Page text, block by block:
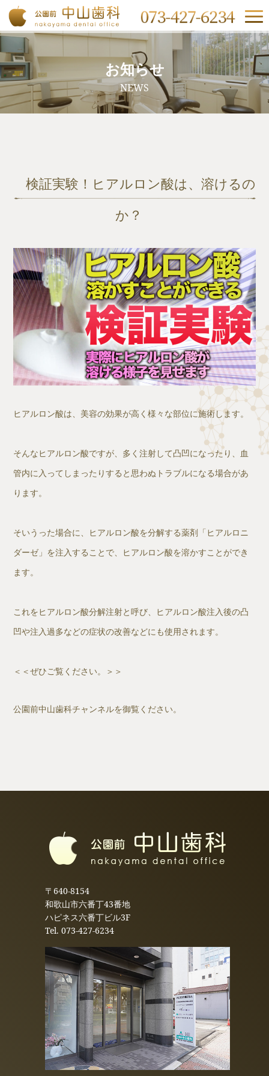
お知らせ
NEWS
検証実験！ヒアルロン酸は、溶けるの
か？
ヒアルロン酸は、美容の効果が高く様々な部位に施術します。
そんなヒアルロン酸ですが、多く注射して凸凹になったり、血
管内に入ってしまったりすると思わぬトラブルになる場合があ
ります。
そいうった場合に、ヒアルロン酸を分解する薬剤「ヒアルロニ
ダーゼ」を注入することで、ヒアルロン酸を溶かすことができ
ます。
これをヒアルロン酸分解注射と呼び、ヒアルロン酸注入後の凸
凹や注入過多などの症状の改善などにも使用されます。
＜＜ぜひご覧ください。＞＞
公園前中山歯科チャンネルを御覧ください。
〒640-8154
和歌山市六番丁43番地
ハピネス六番丁ビル3F
Tel.073-427-6234